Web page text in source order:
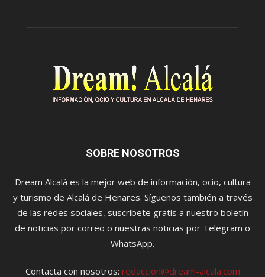
SOBRE NOSOTROS
Dream Alcalá es la mejor web de información, ocio, cultura
y turismo de Alcalá de Henares. Síguenos también a través
de las redes sociales, suscríbete gratis a nuestro boletín
de noticias por correo o nuestras noticias por Telegram o
WhatsApp.
Contacta con nosotros: redaccion@dream-alcala.com